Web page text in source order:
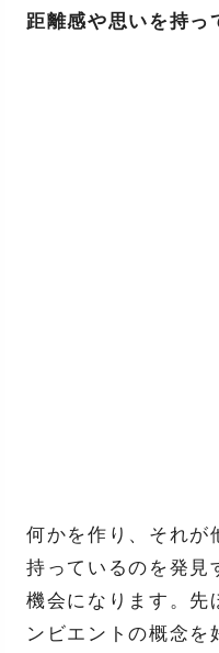
距離感や思いを持っ
何かを作り、それが
持っているのを発見
機会になります。先
ンビエントの概念を